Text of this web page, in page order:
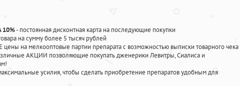
- постоянная дисконтная карта на последующие покупки
на сумму более 5 тысяч рублей
на мелкооптовые партии препарата с возможностью выписки товарного чека
АКЦИИ позволяющие покупать дженерики Левитры, Сиалиса и
усилия, чтобы сделать приобретение препаратов удобным для